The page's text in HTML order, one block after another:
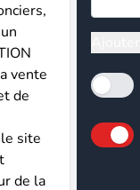
vente
de
site
de la